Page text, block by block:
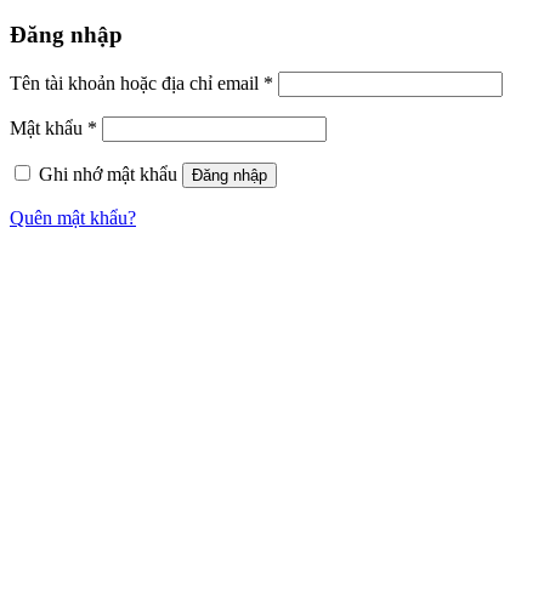
Đăng nhập
Tên tài khoản hoặc địa chỉ email *
Mật khẩu *
Ghi nhớ mật khẩu Đăng nhập
Quên mật khẩu?